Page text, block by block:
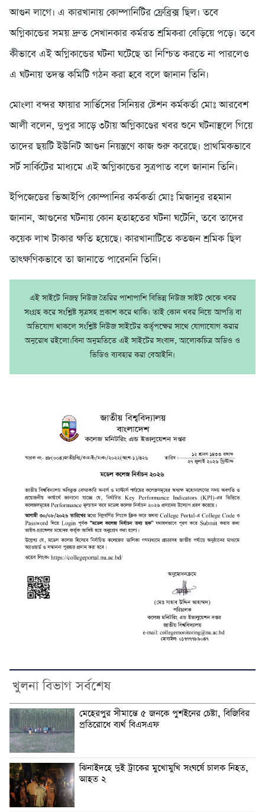
আগুন লাগে। এ কারখানায় কোম্পানিটির ফ্রেব্রিক্স ছিল। তবে
অগ্নিকান্ডের সময় দ্রুত সেখানকার কর্মরত শ্রমিকরা বেড়িয়ে পড়ে। তবে
কীভাবে এই অগ্নিকান্ডের ঘটনা ঘটেছে তা নিশ্চিত করতে না পারলেও
এ ঘটনায় তদন্ত কমিটি গঠন করা হবে বলে জানান তিনি।
মোংলা বন্দর ফায়ার সার্ভিসের সিনিয়র ষ্টেশন কর্মকর্তা মোঃ আরবেশ
আলী বলেন, দুপুর সাড়ে ৩টায় অগ্নিকাণ্ডের খবর শুনে ঘটনাস্থলে গিয়ে
তাদের ছয়টি ইউনিট আগুন নিয়ন্ত্রণে কাজ শুরু করেছে। প্রাথমিকভাবে
সর্ট সার্কিটের মাধ্যমে এই অগ্নিকান্ডের সুত্রপাত বলে জানান তিনি।
ইপিজেডের ভিআইপি কোম্পানির কর্মকর্তা মোঃ মিজানুর রহমান
জানান, আগুনের ঘটনায় কোন হতাহতের ঘটনা ঘটেনি, তবে তাদের
কয়েক লাখ টাকার ক্ষতি হয়েছে। কারখানাটিতে কতজন শ্রমিক ছিল
তাৎক্ষণিকভাবে তা জানাতে পারেননি তিনি।
এই সাইটে নিজম্ব নিউজ তৈরির পাশাপাশি বিভিন্ন নিউজ সাইট থেকে খবর
সংগ্রহ করে সংশ্লিষ্ট সূত্রসহ প্রকাশ করে থাকি। তাই কোন খবর নিয়ে আপত্তি বা
অভিযোগ থাকলে সংশ্লিষ্ট নিউজ সাইটের কর্তৃপক্ষের সাথে যোগাযোগ করার
অনুরোধ রইলো।বিনা অনুমতিতে এই সাইটের সংবাদ, আলোকচিত্র অডিও ও
ভিডিও ব্যবহার করা বেআইনি।
খুলনা বিভাগ সর্বশেষ
মেহেরপুর সীমান্তে ৫ জনকে পুশইনের চেষ্টা, বিজিবির
প্রতিরোধে ব্যর্থ বিএসএফ
ঝিনাইদহে দুই ট্রাকের মুখোমুখি সংঘর্ষে চালক নিহত,
আহত ২